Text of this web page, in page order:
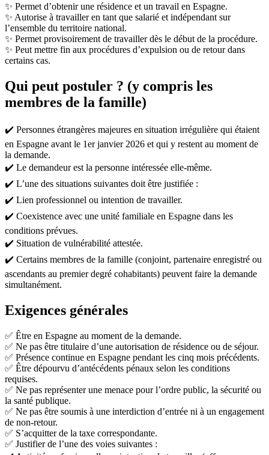
✨ Permet d’obtenir une résidence et un travail en Espagne.
✨ Autorise à travailler en tant que salarié et indépendant sur
l’ensemble du territoire national.
✨ Permet provisoirement de travailler dès le début de la procédure.
✨ Peut mettre fin aux procédures d’expulsion ou de retour dans
certains cas.
Qui peut postuler ? (y compris les
membres de la famille)
✔️ Personnes étrangères majeures en situation irrégulière qui étaient
en Espagne avant le 1er janvier 2026 et qui y restent au moment de
la demande.
✔️ Le demandeur est la personne intéressée elle-même.
✔️ L’une des situations suivantes doit être justifiée :
✔️ Lien professionnel ou intention de travailler.
✔️ Coexistence avec une unité familiale en Espagne dans les
conditions prévues.
✔️ Situation de vulnérabilité attestée.
✔️ Certains membres de la famille (conjoint, partenaire enregistré ou
ascendants au premier degré cohabitants) peuvent faire la demande
simultanément.
Exigences générales
✅ Être en Espagne au moment de la demande.
✅ Ne pas être titulaire d’une autorisation de résidence ou de séjour.
✅ Présence continue en Espagne pendant les cinq mois précédents.
✅ Être dépourvu d’antécédents pénaux selon les conditions
requises.
✅ Ne pas représenter une menace pour l’ordre public, la sécurité ou
la santé publique.
✅ Ne pas être soumis à une interdiction d’entrée ni à un engagement
de non-retour.
✅ S’acquitter de la taxe correspondante.
✅ Justifier de l’une des voies suivantes :